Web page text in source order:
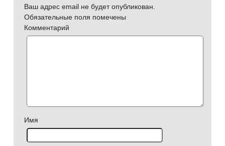
Ваш адрес email не будет опубликован.
Обязательные поля помечены
Комментарий
Имя